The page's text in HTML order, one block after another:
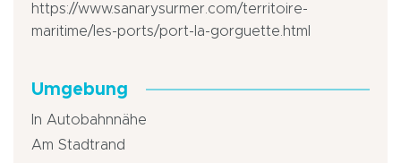
https://www.sanarysurmer.com/territoire-
maritime/les-ports/port-la-gorguette.html
Umgebung
In Autobahnnähe
Am Stadtrand